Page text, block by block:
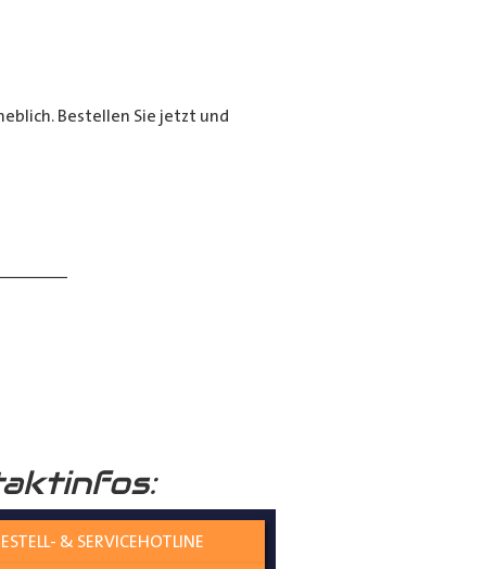
Bestellen Sie jetzt und
verständlich erklärt.
& SERVICEHOTLINE